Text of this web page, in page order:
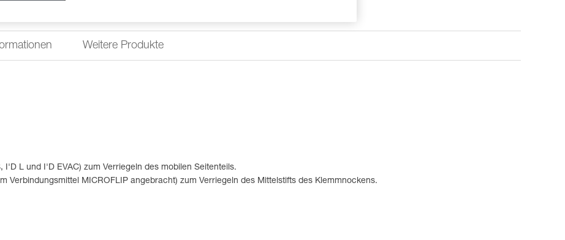
Weitere Produkte
L und I'D EVAC) zum Verriegeln des mobilen Seitenteils.
Verbindungsmittel MICROFLIP angebracht) zum Verriegeln des Mittelstifts des Klemmnockens.